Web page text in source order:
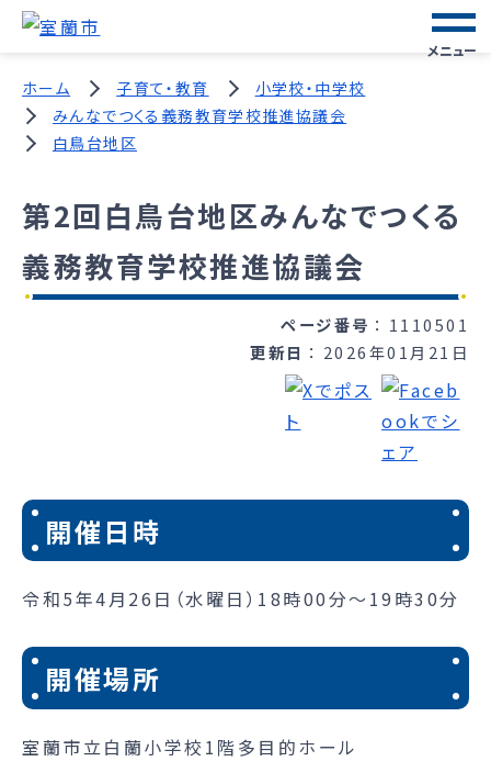
メニュー
ホーム 子育て・教育
小学校・中学校
みんなでつくる義務教育学校推進協議会
白鳥台地区
第2回白鳥台地区みんなでつくる
義務教育学校推進協議会
ページ番号
1110501
更新日
2026年01月21日
開催日時
令和5年4月26日（水曜日）18時00分～19時30分
開催場所
室蘭市立白蘭小学校1階多目的ホール